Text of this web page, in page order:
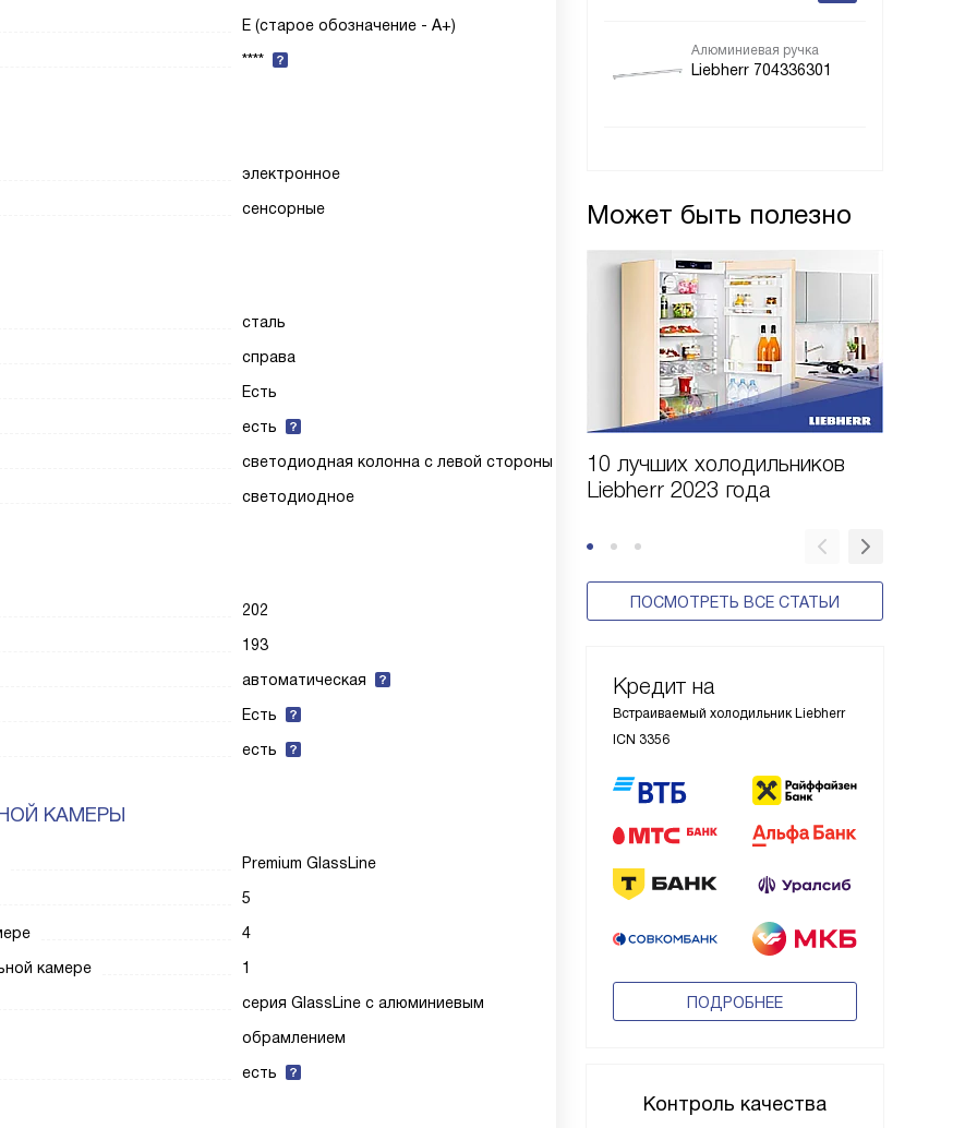
Алюминиевая ручка
Liebherr 704336301
Может быть полезно
10 лучших холодильников
Liebherr 2023 года
ПОСМОТРЕТЬ ВСЕ СТАТЬИ
Кредит на
Встраиваемый холодильник Liebherr
ICN 3356
ПОДРОБНЕЕ
Контроль качества
E (старое обозначение - A+)
****
электронное
сенсорные
сталь
справа
Есть
есть
светодиодная колонна с левой стороны
светодиодное
202
193
автоматическая
Есть
есть
КАМЕРЫ
Premium GlassLine
5
4
камере
1
серия GlassLine с алюминиевым
обрамлением
есть